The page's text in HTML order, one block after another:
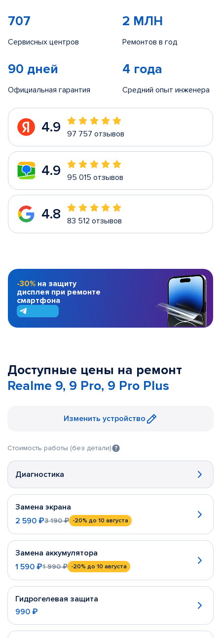
707
Сервисных центров
2 МЛН
Ремонтов в год
90 дней
Официальная гарантия
4 года
Средний опыт инженера
4.9 97 757 отзывов
4.9 95 015 отзывов
4.8 83 512 отзывов
-30% на защиту
дисплея при ремонте
смартфона
Доступные цены на ремонт
Realme 9, 9 Pro, 9 Pro Plus
Изменить устройство
Стоимость работы (без детали)
Диагностика
Замена экрана
2 590 ₽3 190 ₽ -20% до 10 августа
Замена аккумулятора
1 590 ₽1 990 ₽ -20% до 10 августа
Гидрогелевая защита
990 ₽